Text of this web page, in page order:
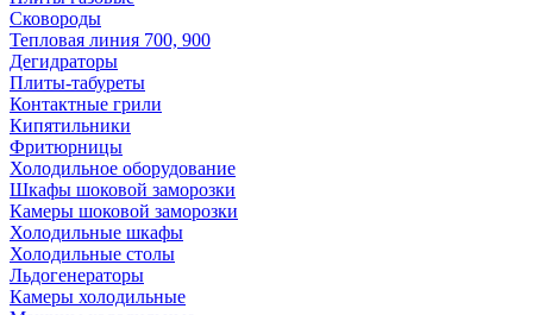
Сковороды
Тепловая линия 700, 900
Дегидраторы
Плиты-табуреты
Контактные грили
Кипятильники
Фритюрницы
Холодильное оборудование
Шкафы шоковой заморозки
Камеры шоковой заморозки
Холодильные шкафы
Холодильные столы
Льдогенераторы
Камеры холодильные